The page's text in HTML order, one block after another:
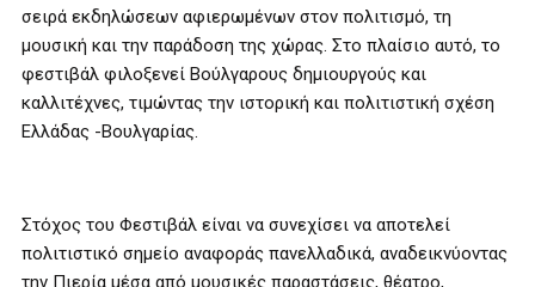
σειρά εκδηλώσεων αφιερωμένων στον πολιτισμό, τη
μουσική και την παράδοση της χώρας. Στο πλαίσιο αυτό, το
φεστιβάλ φιλοξενεί Βούλγαρους δημιουργούς και
καλλιτέχνες, τιμώντας την ιστορική και πολιτιστική σχέση
Ελλάδας -Βουλγαρίας.
Στόχος του Φεστιβάλ είναι να συνεχίσει να αποτελεί
πολιτιστικό σημείο αναφοράς πανελλαδικά, αναδεικνύοντας
την Πιερία μέσα από μουσικές παραστάσεις, θέατρο,